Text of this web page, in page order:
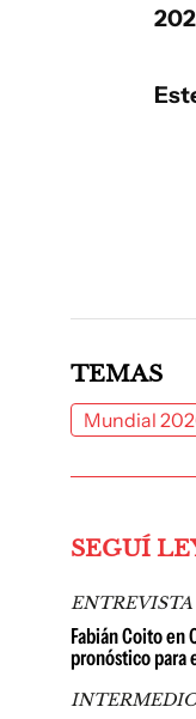
TEMAS
Mundial
SEGUÍ
ENTREVISTA
Fabián Coito en
pronóstico para